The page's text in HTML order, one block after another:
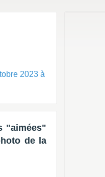
2023 à
"aimées"
de la